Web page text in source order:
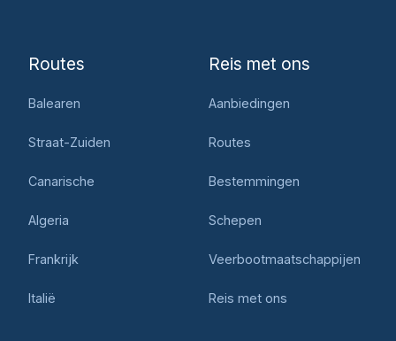
Routes
Balearen
Straat-Zuiden
Canarische
Algeria
Frankrijk
Italië
Reis met ons
Aanbiedingen
Routes
Bestemmingen
Schepen
Veerbootmaatschappijen
Reis met ons